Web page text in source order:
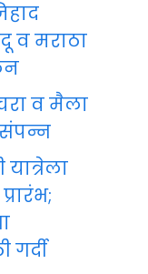
व मराठा
व मैला
गर्दी